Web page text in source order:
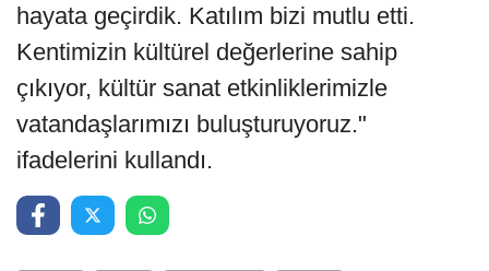
hayata geçirdik. Katılım bizi mutlu etti.
Kentimizin kültürel değerlerine sahip
çıkıyor, kültür sanat etkinliklerimizle
vatandaşlarımızı buluşturuyoruz."
ifadelerini kullandı.